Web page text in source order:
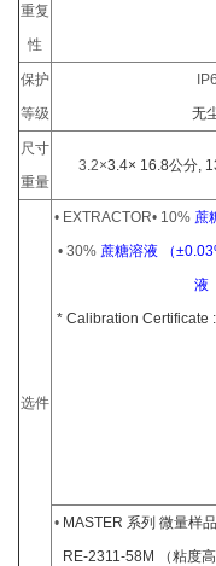
重复
性
保护
等级
无
尺寸
重量
3.2×3.4× 16.8公分,
选件
• EXTRACTOR• 10% 蔗
•30% 蔗糖溶液 （
液
* Calibration Certificate
• MASTER 系列 微量样
RE-2311-58M （粘度